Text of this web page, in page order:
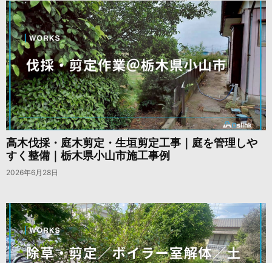
高木伐採・庭木剪定・生垣剪定工事｜庭を管理しや
すく整備｜栃木県小山市施工事例
2026年6月28日